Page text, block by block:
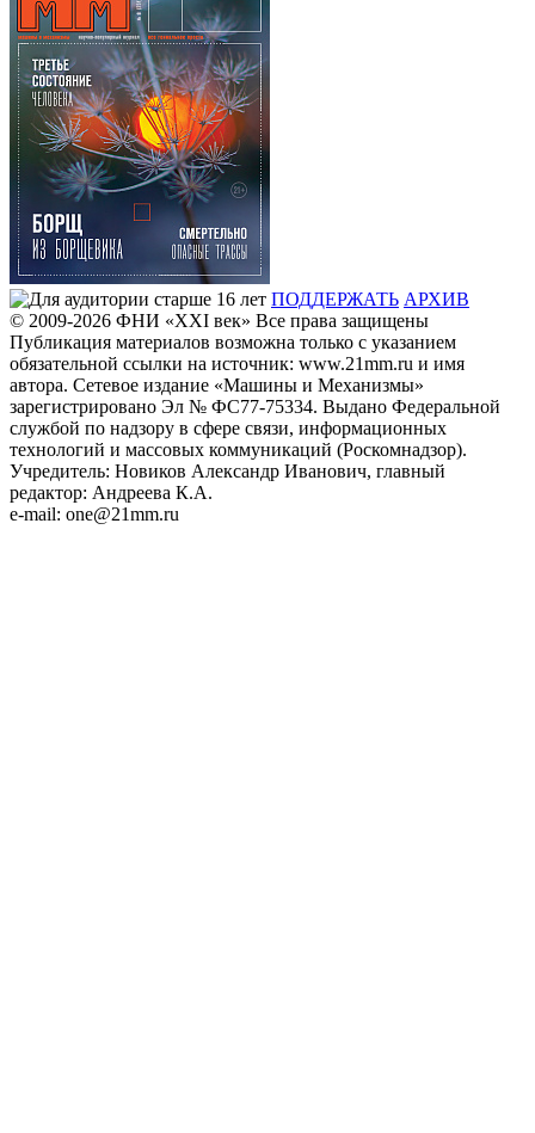
ПОДДЕРЖАТЬ АРХИВ
© 2009-2026 ФHИ «XXI век» Все права защищены
Публикация материалов возможна только с указанием
обязательной ссылки на источник: www.21mm.ru и имя
автора. Сетевое издание «Машины и Механизмы»
зарегистрировано Эл № ФС77-75334. Выдано Федеральной
службой по надзору в сфере связи, информационных
технологий и массовых коммуникаций (Роскомнадзор).
Учредитель: Новиков Александр Иванович, главный
редактор: Андреева К.А.
e-mail: one@21mm.ru